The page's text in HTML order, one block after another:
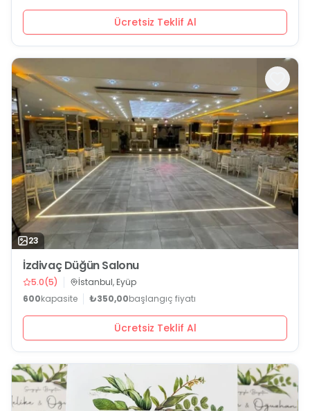
Ücretsiz Teklif Al
23
İzdivaç Düğün Salonu
5.0(5)
İstanbul, Eyüp
600kapasite ₺350,00başlangıç fiyatı
Ücretsiz Teklif Al